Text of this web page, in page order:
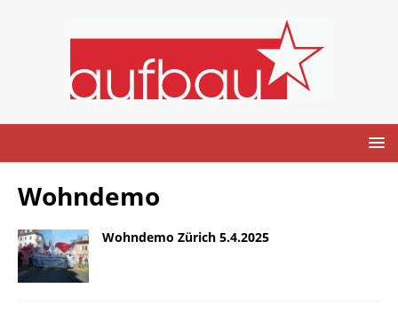
Wohndemo
Wohndemo Zürich 5.4.2025